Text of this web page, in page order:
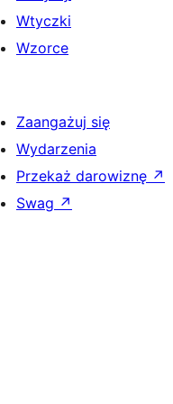
Wtyczki
Wzorce
Zaangażuj się
Wydarzenia
Przekaż darowiznę ↗
Swag ↗